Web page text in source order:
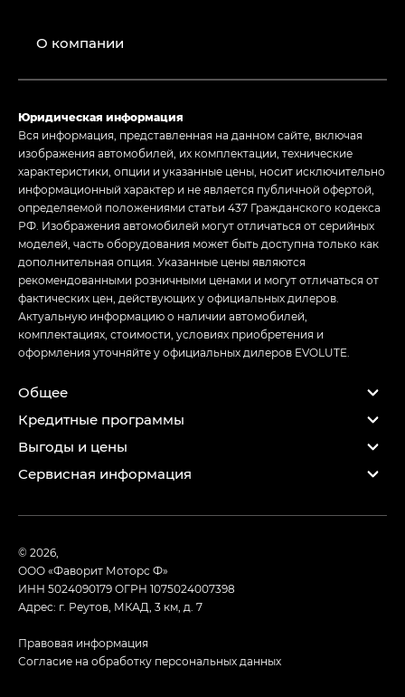
О компании
Юридическая информация
Вся информация, представленная на данном сайте, включая
изображения автомобилей, их комплектации, технические
характеристики, опции и указанные цены, носит исключительно
информационный характер и не является публичной офертой,
определяемой положениями статьи 437 Гражданского кодекса
РФ. Изображения автомобилей могут отличаться от серийных
моделей, часть оборудования может быть доступна только как
дополнительная опция. Указанные цены являются
рекомендованными розничными ценами и могут отличаться от
фактических цен, действующих у официальных дилеров.
Актуальную информацию о наличии автомобилей,
комплектациях, стоимости, условиях приобретения и
оформления уточняйте у официальных дилеров EVOLUTE.
Общее
Кредитные программы
Выгоды и цены
Сервисная информация
© 2026,
ООО «Фаворит Моторс Ф»
ИНН 5024090179ОГРН 1075024007398
Адрес: г. Реутов, МКАД, 3 км, д. 7
Правовая информация
Согласие на обработку персональных данных